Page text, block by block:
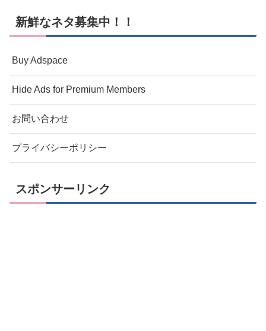
新鮮なネタ募集中！！
Buy Adspace
Hide Ads for Premium Members
お問い合わせ
プライバシーポリシー
スポンサーリンク